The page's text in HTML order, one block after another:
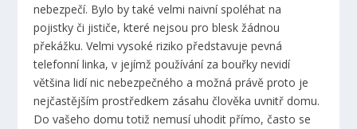
nebezpečí. Bylo by také velmi naivní spoléhat na
pojistky či jističe, které nejsou pro blesk žádnou
překážku. Velmi vysoké riziko představuje pevná
telefonní linka, v jejímž používání za bouřky nevidí
většina lidí nic nebezpečného a možná právě proto je
nejčastějším prostředkem zásahu člověka uvnitř domu.
Do vašeho domu totiž nemusí uhodit přímo, často se